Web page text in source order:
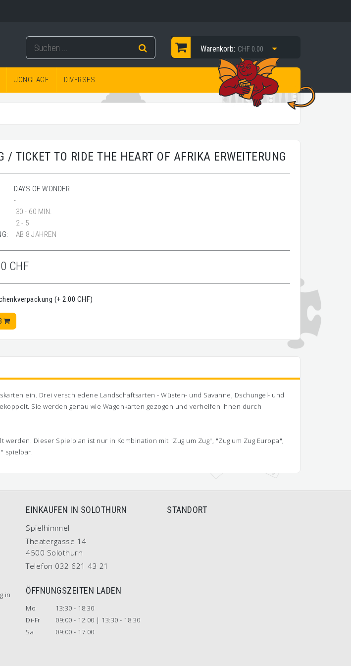
Warenkorb: CHF 0.00
JONGLAGE DIVERSES
/ TICKET TO RIDE THE HEART OF AFRIKA ERWEITERUNG
DAYS OF WONDER
-
30 - 60 MIN.
2 - 5
AB 8 JAHREN
CHF
(+ 2.00 CHF)
ein. Drei verschiedene Landschaftsarten - Wüsten- und Savanne, Dschungel- und
Sie werden genau wie Wagenkarten gezogen und verhelfen Ihnen durch
Dieser Spielplan ist nur in Kombination mit "Zug um Zug", "Zug um Zug Europa",
spielbar.
in
EINKAUFEN IN SOLOTHURN
Spielhimmel
Theatergasse 14
4500 Solothurn
Telefon 032 621 43 21
ÖFFNUNGSZEITEN LADEN
Mo
13:30 - 18:30
Di-Fr
09:00 - 12:00 | 13:30 - 18:30
Sa
09:00 - 17:00
STANDORT